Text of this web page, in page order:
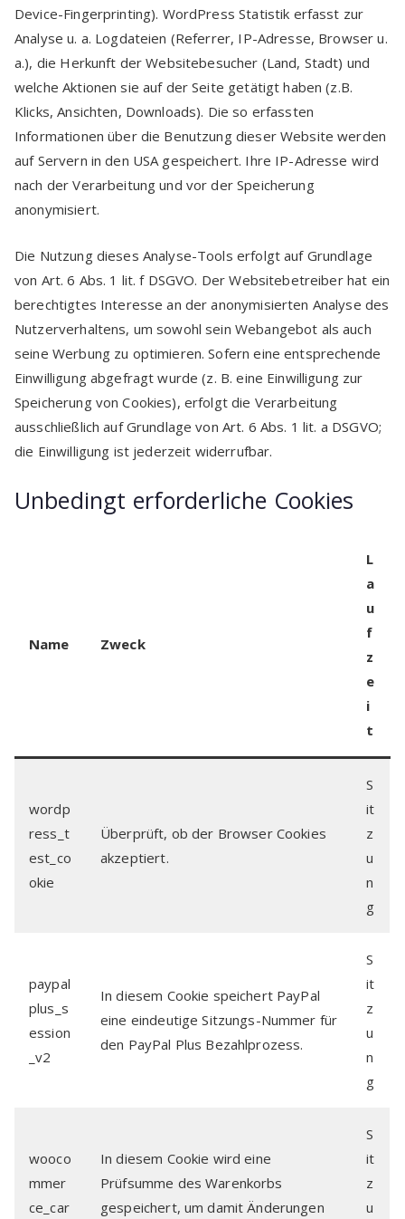
Device-Fingerprinting). WordPress Statistik erfasst zur
Analyse u. a. Logdateien (Referrer, IP-Adresse, Browser u.
a.), die Herkunft der Websitebesucher (Land, Stadt) und
welche Aktionen sie auf der Seite getätigt haben (z.B.
Klicks, Ansichten, Downloads). Die so erfassten
Informationen über die Benutzung dieser Website werden
auf Servern in den USA gespeichert. Ihre IP-Adresse wird
nach der Verarbeitung und vor der Speicherung
anonymisiert.
Die Nutzung dieses Analyse-Tools erfolgt auf Grundlage
von Art. 6 Abs. 1 lit. f DSGVO. Der Websitebetreiber hat ein
berechtigtes Interesse an der anonymisierten Analyse des
Nutzerverhaltens, um sowohl sein Webangebot als auch
seine Werbung zu optimieren. Sofern eine entsprechende
Einwilligung abgefragt wurde (z. B. eine Einwilligung zur
Speicherung von Cookies), erfolgt die Verarbeitung
ausschließlich auf Grundlage von Art. 6 Abs. 1 lit. a DSGVO;
die Einwilligung ist jederzeit widerrufbar.
Unbedingt erforderliche Cookies
Name Zweck
L
a
u
f
z
e
i
t
wordp
ress_t
est_co
okie
Überprüft, ob der Browser Cookies
akzeptiert.
S
it
z
u
n
g
paypal
plus_s
ession
_v2
In diesem Cookie speichert PayPal
eine eindeutige Sitzungs-Nummer für
den PayPal Plus Bezahlprozess.
S
it
z
u
n
g
wooco
mmer
ce_car
In diesem Cookie wird eine
Prüfsumme des Warenkorbs
gespeichert, um damit Änderungen
S
it
z
u